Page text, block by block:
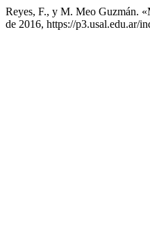
Reyes, F., y M. Meo Guzmán.
de 2016, https://p3.usal.edu.ar/